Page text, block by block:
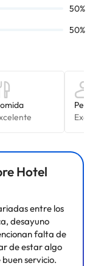
Hotel
entre los
desayuno
falta de
de estar algo
servicio.